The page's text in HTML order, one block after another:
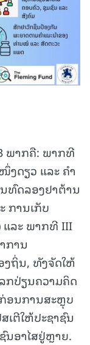
ພາກຄື: ພາກທີ
ດຽວ ແລະ ຄໍາ
ທົດລອງຢາຕ້ານ
ການເກັບ
ແລະ ພາກທີ III
ການ
ຖິ່ນ, ທັງຈັດໃຫ້
ກປ່ຽນຄວາມຄິດ
ອນການສະຫຼຸບ
ເຕີໃຫ້ປະຊາຊົນ
ນອາໄສຢູ່ຫຼາຍ.